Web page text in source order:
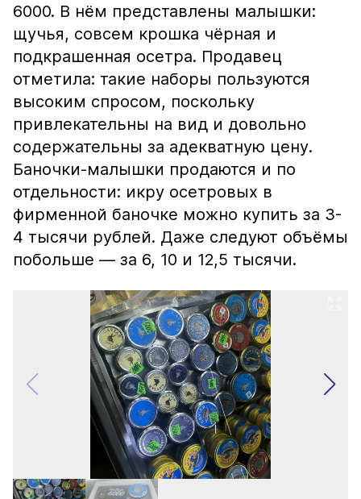
6000. В нём представлены малышки:
щучья, совсем крошка чёрная и
подкрашенная осетра. Продавец
отметила: такие наборы пользуются
высоким спросом, поскольку
привлекательны на вид и довольно
содержательны за адекватную цену.
Баночки-малышки продаются и по
отдельности: икру осетровых в
фирменной баночке можно купить за 3-
4 тысячи рублей. Даже следуют объёмы
побольше — за 6, 10 и 12,5 тысячи.